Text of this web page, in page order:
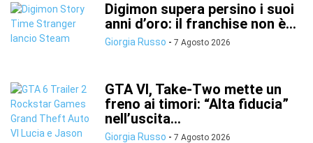
Digimon supera persino i suoi
anni d’oro: il franchise non è...
Giorgia Russo - 7 Agosto 2026
GTA VI, Take-Two mette un
freno ai timori: “Alta fiducia”
nell’uscita...
Giorgia Russo - 7 Agosto 2026